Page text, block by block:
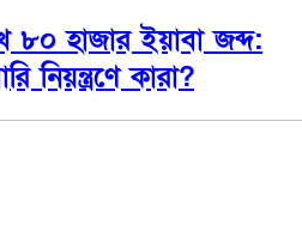
৮০ হাজার ইয়াবা জব্দ:
নিয়ন্ত্রণে কারা?